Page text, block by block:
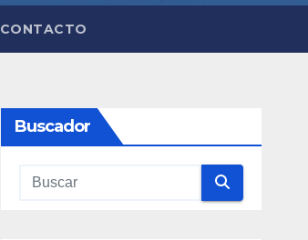
CONTACTO
Buscador